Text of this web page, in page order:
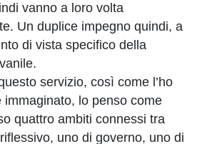
vanno a loro volta
Un duplice impegno quindi, a
di vista specifico della
servizio, così come l’ho
immaginato, lo penso come
quattro ambiti connessi tra
uno di governo, uno di